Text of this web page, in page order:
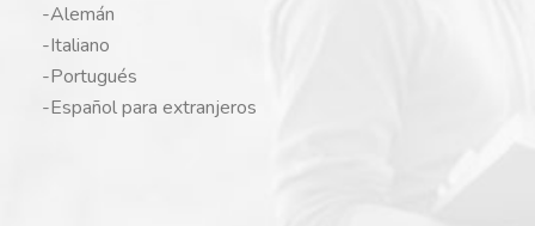
-Alemán
-Italiano
-Portugués
-Español para extranjeros